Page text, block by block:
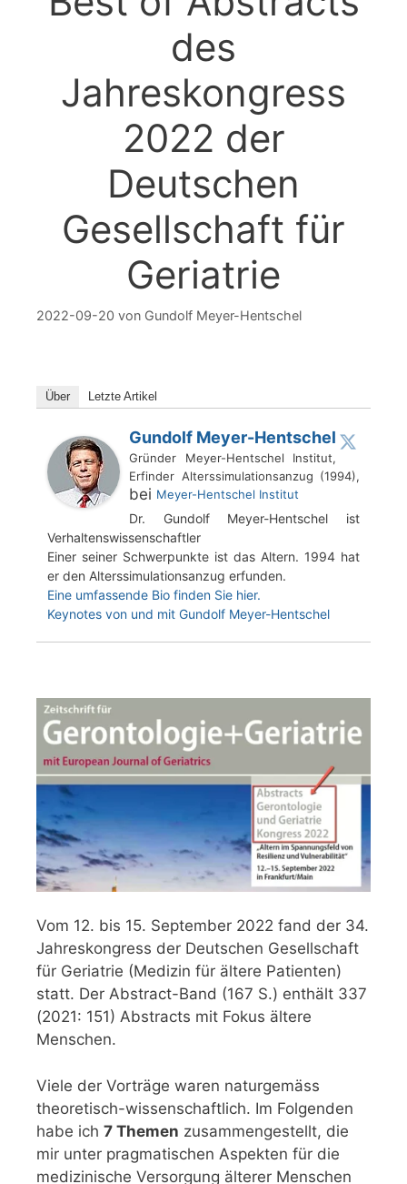
des
Jahreskongress
2022 der
Deutschen
Gesellschaft für
Geriatrie
2022-09-20 von Gundolf Meyer-Hentschel
Über Letzte Artikel
Gundolf Meyer-Hentschel
Gründer Meyer-Hentschel Institut,
Erfinder Alterssimulationsanzug (1994),
bei Meyer-Hentschel Institut
Dr. Gundolf Meyer-Hentschel ist
Verhaltenswissenschaftler
Einer seiner Schwerpunkte ist das Altern. 1994 hat
er den Alterssimulationsanzug erfunden.
Eine umfassende Bio finden Sie hier.
Keynotes von und mit Gundolf Meyer-Hentschel
Vom 12. bis 15. September 2022 fand der 34.
Jahreskongress der Deutschen Gesellschaft
für Geriatrie (Medizin für ältere Patienten)
statt. Der Abstract-Band (167 S.) enthält 337
(2021: 151) Abstracts mit Fokus ältere
Menschen.
Viele der Vorträge waren naturgemäss
theoretisch-wissenschaftlich. Im Folgenden
habe ich 7 Themen zusammengestellt, die
mir unter pragmatischen Aspekten für die
medizinische Versorgung älterer Menschen